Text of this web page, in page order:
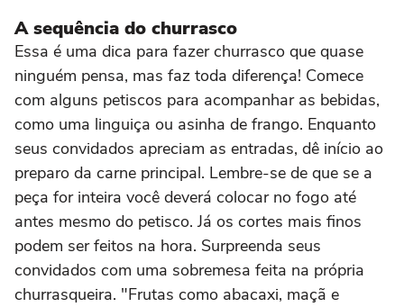
A sequência do churrasco
Essa é uma dica para fazer churrasco que quase
ninguém pensa, mas faz toda diferença! Comece
com alguns petiscos para acompanhar as bebidas,
como uma linguiça ou asinha de frango. Enquanto
seus convidados apreciam as entradas, dê início ao
preparo da carne principal. Lembre-se de que se a
peça for inteira você deverá colocar no fogo até
antes mesmo do petisco. Já os cortes mais finos
podem ser feitos na hora. Surpreenda seus
convidados com uma sobremesa feita na própria
churrasqueira. "Frutas como abacaxi, maçã e